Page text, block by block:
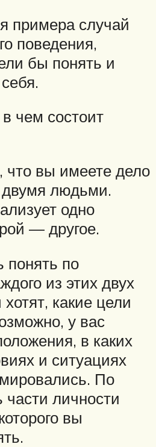
примера случай
поведения,
бы понять и
чем состоит
что вы имеете дело
людьми.
одно
— другое.
понять по
из этих двух
какие цели
у вас
в каких
и ситуациях
По
части личности
вы